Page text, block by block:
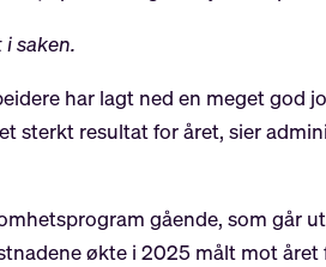
saken.
har lagt ned en meget
sterkt resultat for året, sier
gående, som går
økte i 2025 målt mot